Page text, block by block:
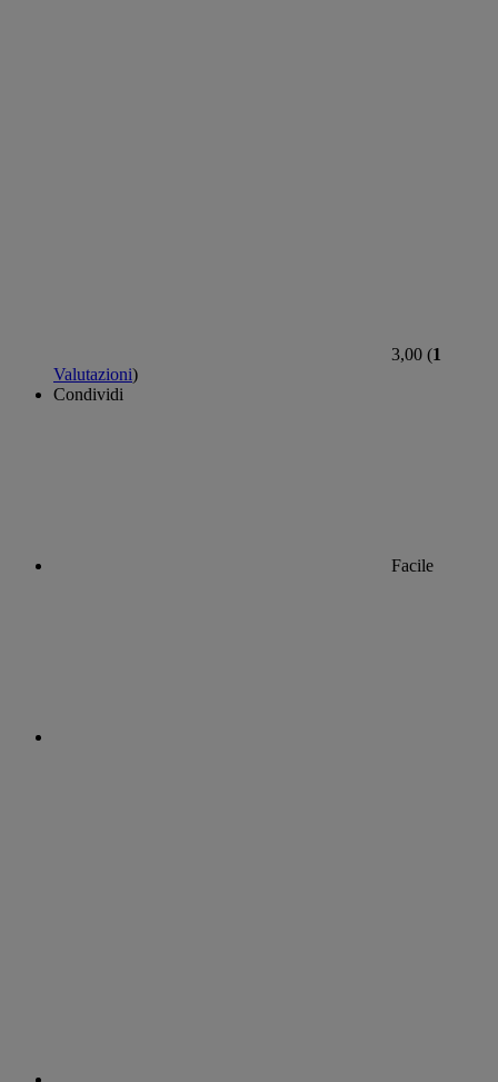
3,00 (1
Valutazioni)
Condividi
Facile